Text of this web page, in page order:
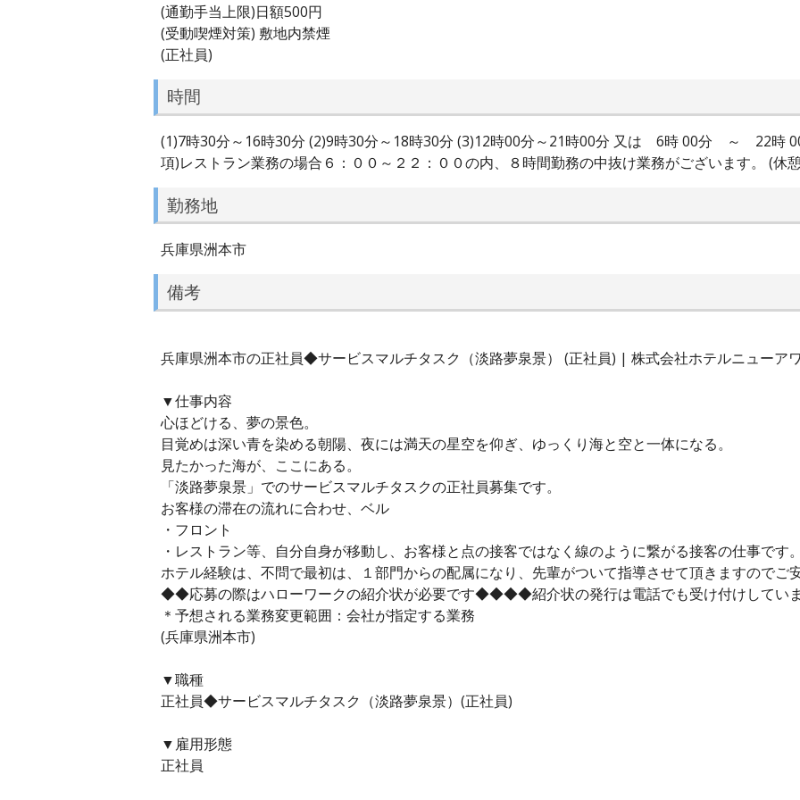
(通勤手当上限)日額500円
(受動喫煙対策) 敷地内禁煙
(正社員)
時間
(1)7時30分～16時30分 (2)9時30分～18時30分 (3)12時00分～21時00分 又は 6時 00分 ～ 22時
項)レストラン業務の場合６：００～２２：００の内、８時間勤務の中抜け業務がございます。 (休
勤務地
兵庫県洲本市
備考
兵庫県洲本市の正社員◆サービスマルチタスク（淡路夢泉景） (正社員) | 株式会社ホテルニューア
▼仕事内容
心ほどける、夢の景色。
目覚めは深い青を染める朝陽、夜には満天の星空を仰ぎ、ゆっくり海と空と一体になる。
見たかった海が、ここにある。
「淡路夢泉景」でのサービスマルチタスクの正社員募集です。
お客様の滞在の流れに合わせ、ベル
・フロント
・レストラン等、自分自身が移動し、お客様と点の接客ではなく線のように繋がる接客の仕事です。
ホテル経験は、不問で最初は、１部門からの配属になり、先輩がついて指導させて頂きますのでご
◆◆応募の際はハローワークの紹介状が必要です◆◆◆◆紹介状の発行は電話でも受け付けして
＊予想される業務変更範囲：会社が指定する業務
(兵庫県洲本市)
▼職種
正社員◆サービスマルチタスク（淡路夢泉景）(正社員)
▼雇用形態
正社員